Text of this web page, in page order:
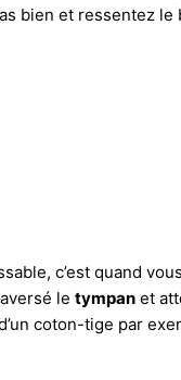
bien et ressentez
c’est quand
le tympan et
coton-tige par